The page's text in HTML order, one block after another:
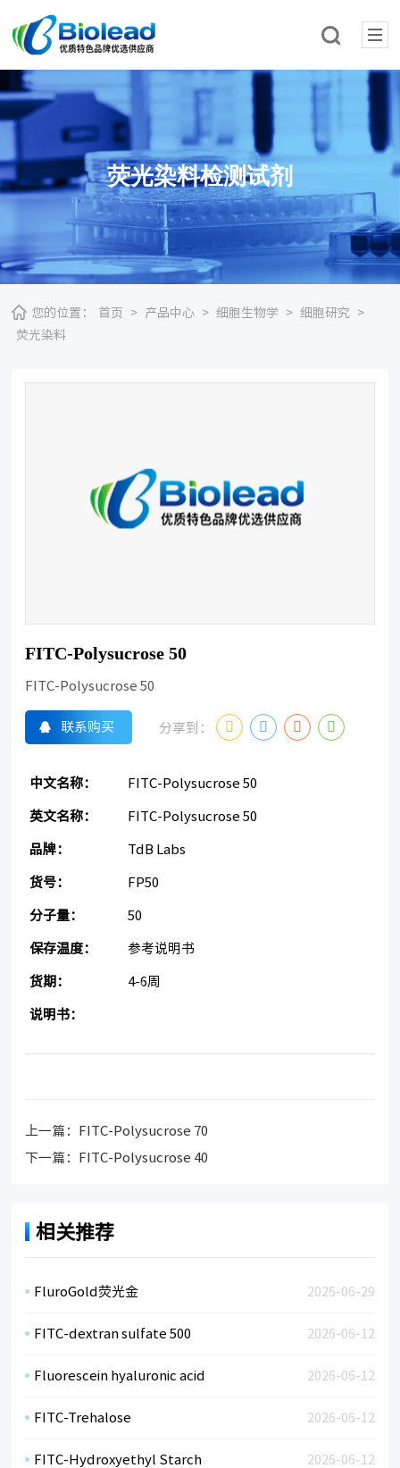
荧光染料检测试剂
您的位置： 首页 > 产品中心 > 细胞生物学 > 细胞研究
>
荧光染料
FITC-Polysucrose 50
FITC-Polysucrose 50
联系购买 分享到：
中文名称： FITC-Polysucrose 50
英文名称： FITC-Polysucrose 50
品牌： TdB Labs
货号： FP50
分子量： 50
保存温度： 参考说明书
货期： 4-6周
说明书：
上一篇：
FITC-Polysucrose 70
下一篇：
FITC-Polysucrose 40
相关推荐
2026-06-29
FluroGold荧光金
2026-06-12
FITC-dextran sulfate 500
2026-06-12
Fluorescein hyaluronic acid
2026-06-12
FITC-Trehalose
2026-06-12
FITC-Hydroxyethyl Starch